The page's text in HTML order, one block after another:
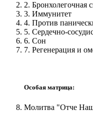
2. Бронхолегочная
3. Иммунитет
4. Против
5. Сердечно-
6. Сон
7. Регенерация и
Особая матрица:
Молитва "Отче